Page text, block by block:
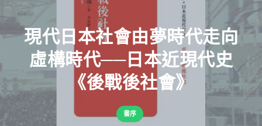
現代日本社會由夢時代走向
虛構時代──日本近現代史
《後戰後社會》
書序